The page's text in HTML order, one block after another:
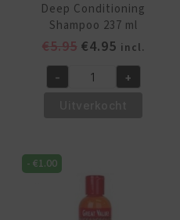
Deep Conditioning
Shampoo 237 ml
€5.95 Oorspronkelijke
was:
€4.95Huidige
prijs
is:
incl.
African
Neutralizing
Deep
Conditioning
Shampoo
- +
-€1.00